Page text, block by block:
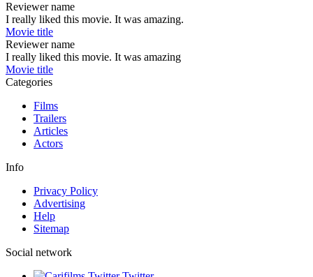
Reviewer name
I really liked this movie. It was amazing.
Movie title
Reviewer name
I really liked this movie. It was amazing
Movie title
Categories
Films
Trailers
Articles
Actors
Info
Privacy Policy
Advertising
Help
Sitemap
Social network